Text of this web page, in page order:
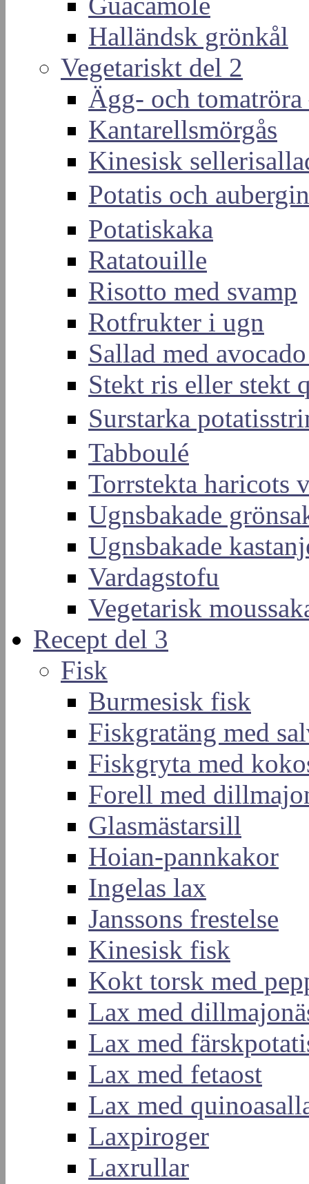
Halländsk grönkål
Vegetariskt del 2
Ägg- och
Kantarellsmörgås
Kinesisk
Potatis och
Potatiskaka
Ratatouille
Risotto med svamp
Rotfrukter i ugn
Sallad med
Stekt ris eller stekt
Surstarka
Tabboulé
Torrstekta haricots
Ugnsbakade
Ugnsbakade
Vardagstofu
Vegetarisk
Recept del 3
Fisk
Burmesisk fisk
Fiskgratäng med
Fiskgryta med
Forell med
Glasmästarsill
Hoian-pannkakor
Ingelas lax
Janssons frestelse
Kinesisk fisk
Kokt torsk med
Lax med
Lax med
Lax med fetaost
Lax med
Laxpiroger
Laxrullar